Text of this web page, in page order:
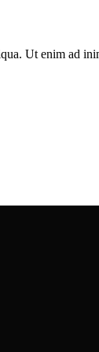
Ut enim ad